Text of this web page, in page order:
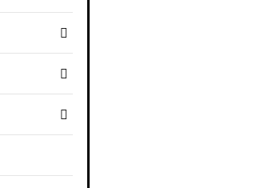


